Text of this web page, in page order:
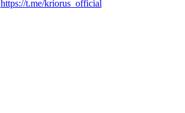
https://t.me/kriorus_official